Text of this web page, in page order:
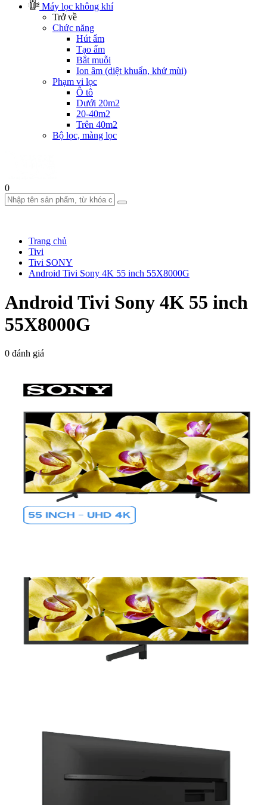
Máy lọc không khí
Trở về
Chức năng
Hút ẩm
Tạo ẩm
Bắt muỗi
Ion âm (diệt khuẩn, khử mùi)
Phạm vi lọc
Ô tô
Dưới 20m2
20-40m2
Trên 40m2
Bộ lọc, màng lọc
0
Trang chủ
Tivi
Tivi SONY
Android Tivi Sony 4K 55 inch 55X8000G
Android Tivi Sony 4K 55 inch
55X8000G
0 đánh giá